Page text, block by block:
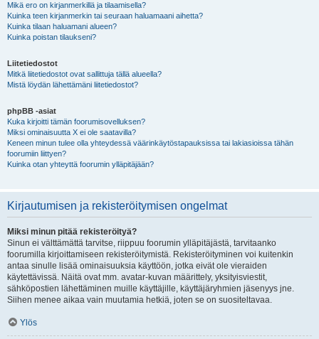
Mikä ero on kirjanmerkillä ja tilaamisella?
Kuinka teen kirjanmerkin tai seuraan haluamaani aihetta?
Kuinka tilaan haluamani alueen?
Kuinka poistan tilaukseni?
Liitetiedostot
Mitkä liitetiedostot ovat sallittuja tällä alueella?
Mistä löydän lähettämäni liitetiedostot?
phpBB -asiat
Kuka kirjoitti tämän foorumisovelluksen?
Miksi ominaisuutta X ei ole saatavilla?
Keneen minun tulee olla yhteydessä väärinkäytöstapauksissa tai lakiasioissa tähän
foorumiin liittyen?
Kuinka otan yhteyttä foorumin ylläpitäjään?
Kirjautumisen ja rekisteröitymisen ongelmat
Miksi minun pitää rekisteröityä?
Sinun ei välttämättä tarvitse, riippuu foorumin ylläpitäjästä, tarvitaanko
foorumilla kirjoittamiseen rekisteröitymistä. Rekisteröityminen voi kuitenkin
antaa sinulle lisää ominaisuuksia käyttöön, jotka eivät ole vieraiden
käytettävissä. Näitä ovat mm. avatar-kuvan määrittely, yksityisviestit,
sähköpostien lähettäminen muille käyttäjille, käyttäjäryhmien jäsenyys jne.
Siihen menee aikaa vain muutamia hetkiä, joten se on suositeltavaa.
Ylös